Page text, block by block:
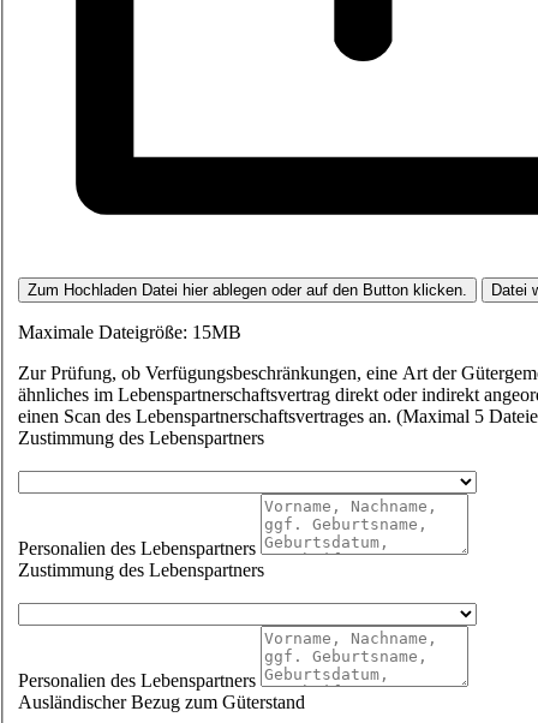
Zum Hochladen Datei hier ablegen oder auf den Button klicken. Datei
Maximale Dateigröße: 15MB
Zur Prüfung, ob Verfügungsbeschränkungen, eine Art der
ähnliches im Lebenspartnerschaftsvertrag direkt oder indirekt
einen Scan des Lebenspartnerschaftsvertrages an. (Maximal 5
Zustimmung des Lebenspartners
Personalien des Lebenspartners
Zustimmung des Lebenspartners
Personalien des Lebenspartners
Ausländischer Bezug zum Güterstand